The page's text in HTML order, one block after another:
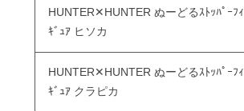
HUNTER✕HUNTER ぬーどるｽﾄｯﾊﾟｰﾌｨ
ｷﾞｭｱ ヒソカ
HUNTER✕HUNTER ぬーどるｽﾄｯﾊﾟｰﾌｨ
ｷﾞｭｱ クラピカ